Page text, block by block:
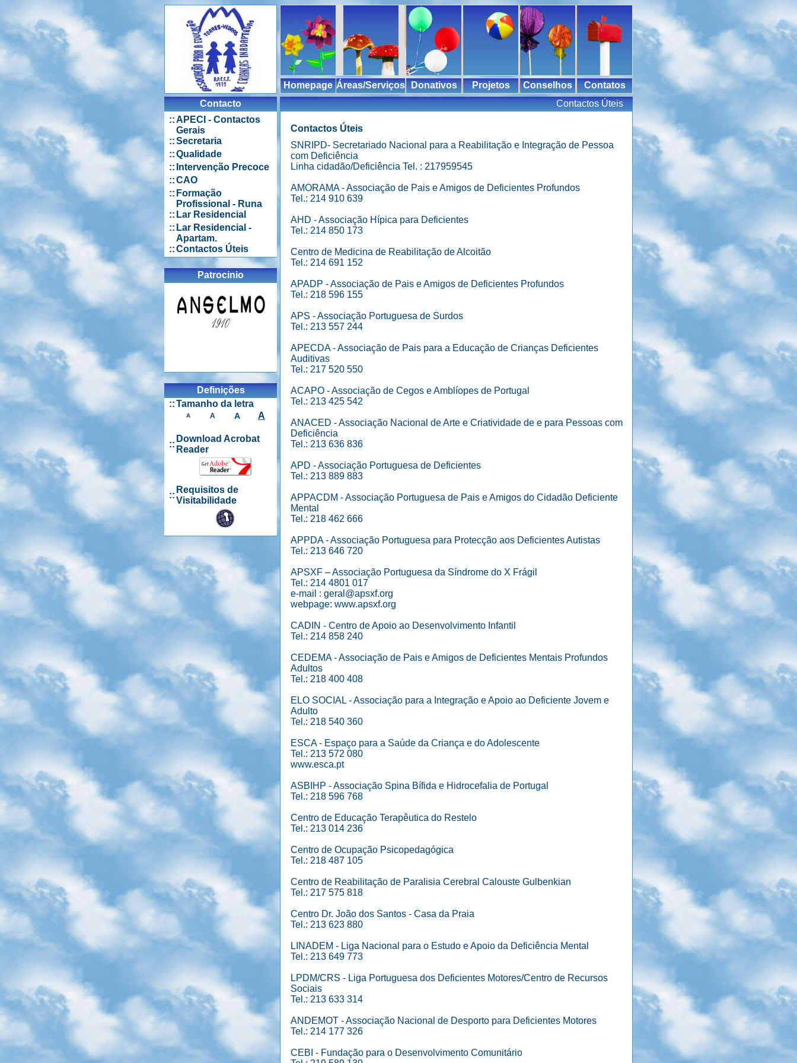
Homepage Áreas/Serviços Donativos Projetos Conselhos
Contatos
Contacto
::APECI - Contactos
Gerais
::Secretaria
::Qualidade
:: Intervenção Precoce
::CAO
:: Formação
Profissional - Runa
:: Lar Residencial
:: Lar Residencial -
Apartam.
::Contactos Úteis
Patrocinio
Definições
::Tamanho da letra
A A A A
::
Download Acrobat
Reader
::
Requisitos de
Visitabilidade
Contactos Úteis
Contactos Úteis
SNRIPD- Secretariado Nacional para a Reabilitação e Integração de Pessoa
com Deficiência
Linha cidadão/Deficiência Tel. : 217959545
AMORAMA - Associação de Pais e Amigos de Deficientes Profundos
Tel.: 214 910 639
AHD - Associação Hípica para Deficientes
Tel.: 214 850 173
Centro de Medicina de Reabilitação de Alcoitão
Tel.: 214 691 152
APADP - Associação de Pais e Amigos de Deficientes Profundos
Tel.: 218 596 155
APS - Associação Portuguesa de Surdos
Tel.: 213 557 244
APECDA - Associação de Pais para a Educação de Crianças Deficientes
Auditivas
Tel.: 217 520 550
ACAPO - Associação de Cegos e Amblíopes de Portugal
Tel.: 213 425 542
ANACED - Associação Nacional de Arte e Criatividade de e para Pessoas com
Deficiência
Tel.: 213 636 836
APD - Associação Portuguesa de Deficientes
Tel.: 213 889 883
APPACDM - Associação Portuguesa de Pais e Amigos do Cidadão Deficiente
Mental
Tel.: 218 462 666
APPDA - Associação Portuguesa para Protecção aos Deficientes Autistas
Tel.: 213 646 720
APSXF – Associação Portuguesa da Síndrome do X Frágil
Tel.: 214 4801 017
e-mail : geral@apsxf.org
webpage: www.apsxf.org
CADIN - Centro de Apoio ao Desenvolvimento Infantil
Tel.: 214 858 240
CEDEMA - Associação de Pais e Amigos de Deficientes Mentais Profundos
Adultos
Tel.: 218 400 408
ELO SOCIAL - Associação para a Integração e Apoio ao Deficiente Jovem e
Adulto
Tel.: 218 540 360
ESCA - Espaço para a Saúde da Criança e do Adolescente
Tel.: 213 572 080
www.esca.pt
ASBIHP - Associação Spina Bífida e Hidrocefalia de Portugal
Tel.: 218 596 768
Centro de Educação Terapêutica do Restelo
Tel.: 213 014 236
Centro de Ocupação Psicopedagógica
Tel.: 218 487 105
Centro de Reabilitação de Paralisia Cerebral Calouste Gulbenkian
Tel.: 217 575 818
Centro Dr. João dos Santos - Casa da Praia
Tel.: 213 623 880
LINADEM - Liga Nacional para o Estudo e Apoio da Deficiência Mental
Tel.: 213 649 773
LPDM/CRS - Liga Portuguesa dos Deficientes Motores/Centro de Recursos
Sociais
Tel.: 213 633 314
ANDEMOT - Associação Nacional de Desporto para Deficientes Motores
Tel.: 214 177 326
CEBI - Fundação para o Desenvolvimento Comunitário